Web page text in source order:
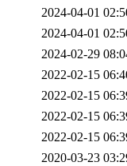
2024-04-01
2024-04-01
2024-02-29
2022-02-15
2022-02-15
2022-02-15
2022-02-15
2020-03-23